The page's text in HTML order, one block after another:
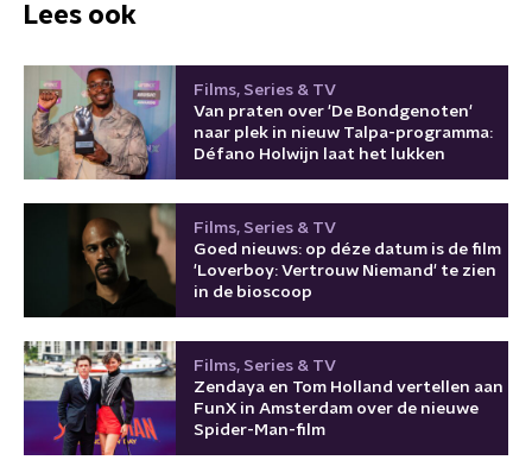
Lees ook
Films, Series & TV
Van praten over 'De Bondgenoten'
naar plek in nieuw Talpa-programma:
Défano Holwijn laat het lukken
Films, Series & TV
Goed nieuws: op déze datum is de film
'Loverboy: Vertrouw Niemand' te zien
in de bioscoop
Films, Series & TV
Zendaya en Tom Holland vertellen aan
FunX in Amsterdam over de nieuwe
Spider-Man-film